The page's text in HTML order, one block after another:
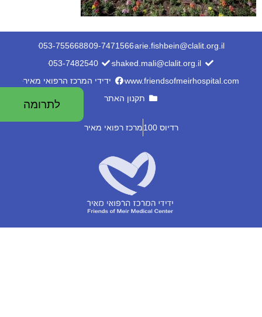
לתרומה
arie.fishbein@clalit.org.il
09-7471566
053-7556688
shaked.mali@clalit.org.il
053-7482540
www.friendsofmeirhospital.com
ידידי המרכז הרפואי מאיר
תקנון האתר
רדיוס 100 מרכז רפואי מאיר